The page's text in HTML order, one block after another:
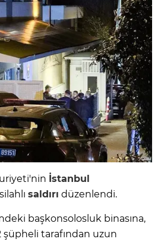
İstanbul
saldırı düzenlendi.
başkonsolosluk binasına,
tarafından uzun